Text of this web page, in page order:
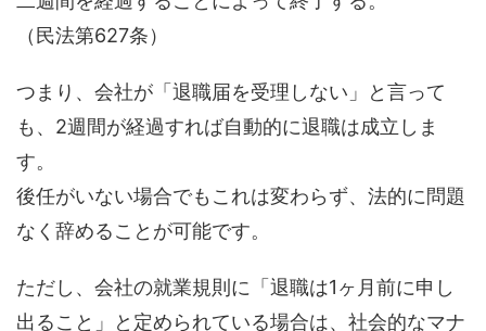
（民法第627条）
つまり、会社が「退職届を受理しない」と言って
も、2週間が経過すれば自動的に退職は成立しま
す。
後任がいない場合でもこれは変わらず、法的に問題
なく辞めることが可能です。
ただし、会社の就業規則に「退職は1ヶ月前に申し
出ること」と定められている場合は、社会的なマナ